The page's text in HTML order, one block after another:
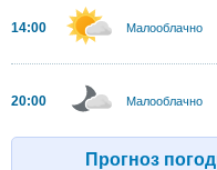
14:00 Малооблачно
20:00 Малооблачно
Прогноз